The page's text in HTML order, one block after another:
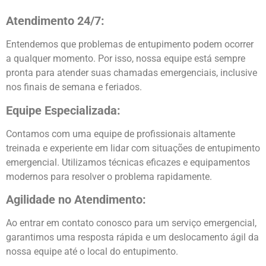
Atendimento 24/7:
Entendemos que problemas de entupimento podem ocorrer
a qualquer momento. Por isso, nossa equipe está sempre
pronta para atender suas chamadas emergenciais, inclusive
nos finais de semana e feriados.
Equipe Especializada:
Contamos com uma equipe de profissionais altamente
treinada e experiente em lidar com situações de entupimento
emergencial. Utilizamos técnicas eficazes e equipamentos
modernos para resolver o problema rapidamente.
Agilidade no Atendimento:
Ao entrar em contato conosco para um serviço emergencial,
garantimos uma resposta rápida e um deslocamento ágil da
nossa equipe até o local do entupimento.